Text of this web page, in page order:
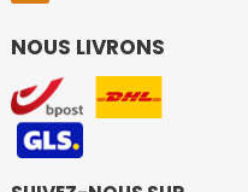
NOUS LIVRONS